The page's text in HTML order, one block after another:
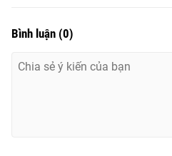
Bình luận (0)